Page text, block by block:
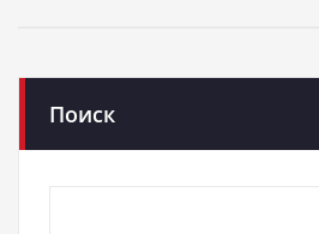
Поиск